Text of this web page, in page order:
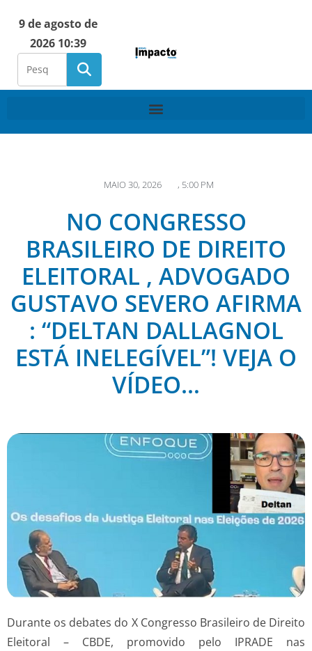
9 de agosto de
2026 10:39
MAIO 30, 2026 , 5:00 PM
NO CONGRESSO
BRASILEIRO DE DIREITO
ELEITORAL , ADVOGADO
GUSTAVO SEVERO AFIRMA
: “DELTAN DALLAGNOL
ESTÁ INELEGÍVEL”! VEJA O
VÍDEO…
Durante os debates do X Congresso Brasileiro de Direito
Eleitoral – CBDE, promovido pelo IPRADE nas